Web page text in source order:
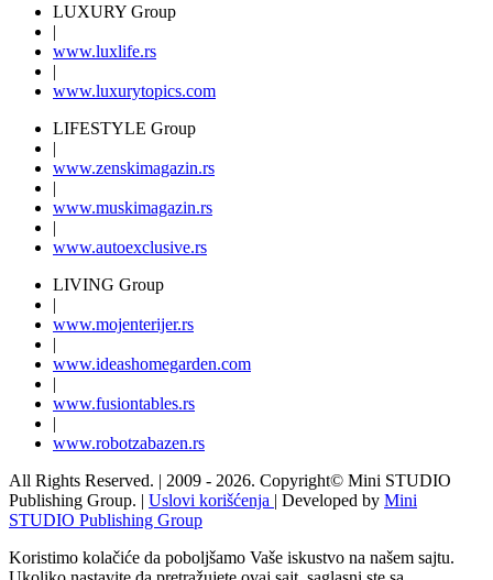
LUXURY Group
|
www.luxlife.rs
|
www.luxurytopics.com
LIFESTYLE Group
|
www.zenskimagazin.rs
|
www.muskimagazin.rs
|
www.autoexclusive.rs
LIVING Group
|
www.mojenterijer.rs
|
www.ideashomegarden.com
|
www.fusiontables.rs
|
www.robotzabazen.rs
All Rights Reserved. | 2009 - 2026. Copyright© Mini STUDIO
Publishing Group. | Uslovi korišćenja | Developed by Mini
STUDIO Publishing Group
Koristimo kolačiće da poboljšamo Vaše iskustvo na našem sajtu.